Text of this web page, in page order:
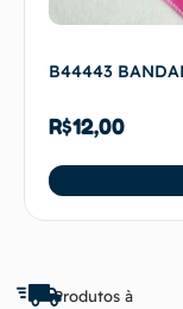
B44443
R$12,00
Produtos à